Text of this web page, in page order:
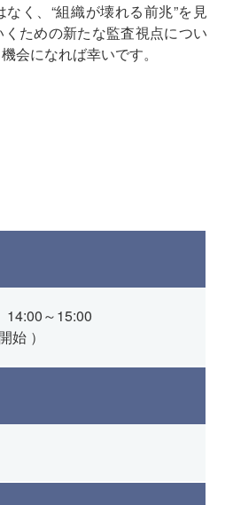
く、“組織が壊れる前兆”を見
ための新たな監査視点につい
会になれば幸いです。
14:00～15:00
始 ）